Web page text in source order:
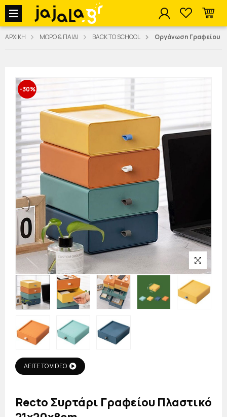
jajala Menu
ΑΡΧΙΚΗ ΜΩΡΟ & ΠΑΙΔΙ BACK TO SCHOOL Οργάνωση Γραφείου
-30%
ΔΕΙΤΕ ΤΟ VIDEO
Recto Συρτάρι Γραφείου Πλαστικό